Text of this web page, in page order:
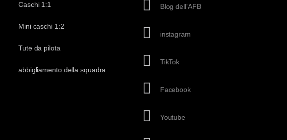
Caschi 1:1
Mini caschi 1:2
Tute da pilota
abbigliamento della squadra
Blog dell'AFB
instagram
TikTok
Facebook
Youtube